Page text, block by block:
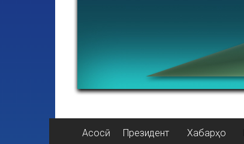
Асосӣ Президент Хабарҳо